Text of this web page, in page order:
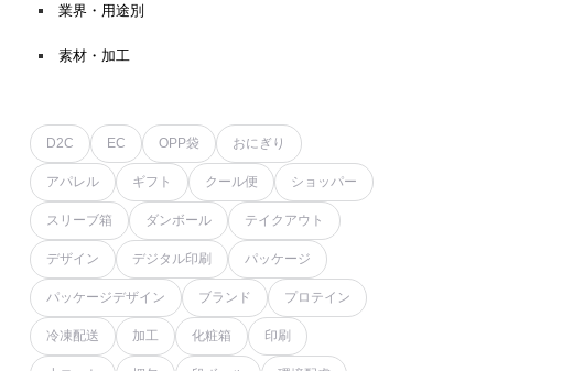
業界・用途別
素材・加工
D2C EC OPP袋 おにぎり
アパレル ギフト クール便 ショッパー
スリーブ箱 ダンボール テイクアウト
デザイン デジタル印刷 パッケージ
パッケージデザイン ブランド プロテイン
冷凍配送 加工 化粧箱 印刷